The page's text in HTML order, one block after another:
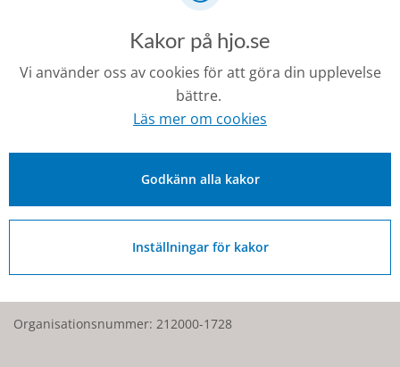
Kontakt
0503-350 00
kommunen@hjo.se
Besöks- och postadress: Torggatan 2, 544 30 Hjo
Organisationsnummer: 212000-1728
Kakor på hjo.se
Vi använder oss av cookies för att göra din upplevelse
bättre.
Läs mer om cookies
Godkänn alla kakor
Inställningar för kakor